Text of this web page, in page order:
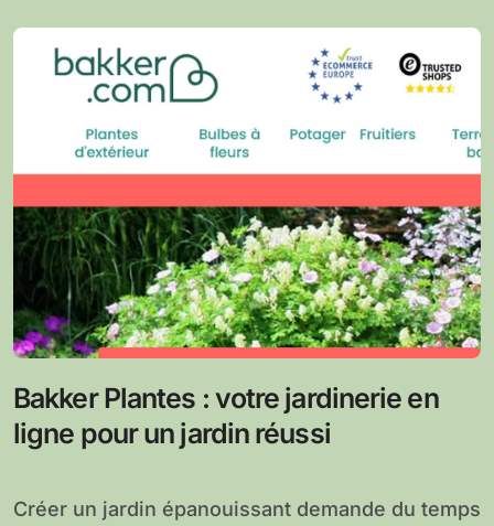
Bakker Plantes : votre jardinerie en
ligne pour un jardin réussi
Créer un jardin épanouissant demande du temps